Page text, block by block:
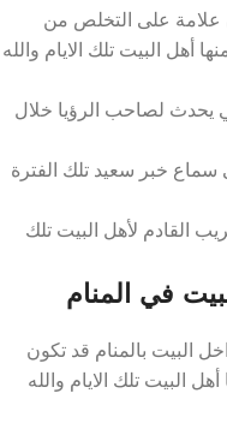
علامة على التخلص من
أهل البيت تلك الايام والله
يحدث لصاحب الرؤيا خلال
سماع خبر سعيد تلك الفترة
القادم لأهل البيت تلك
في المنام
البيت بالمنام قد تكون
البيت تلك الايام والله